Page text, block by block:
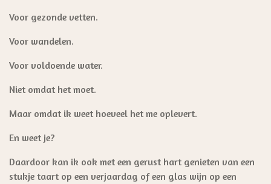
Voor gezonde vetten.
Voor wandelen.
Voor voldoende water.
Niet omdat het moet.
Maar omdat ik weet hoeveel het me oplevert.
En weet je?
Daardoor kan ik ook met een gerust hart genieten van een
stukje taart op een verjaardag of een glas wijn op een